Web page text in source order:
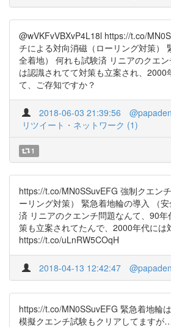
@wVKFvVBXvP4L18l https://t.co/
チによる対向消磁（ローリング対策）
全着地） 何れも試験済 リニアのクエ
は認識されてて対策も立案され、2000
て、ご存知ですか？
2018-06-03 21:39:56
リツイート・ネットワーク (1)
1
https://t.co/MN0SSuvEFG 強制クエン
ーリング対策） 緊急着地輪の導入 （
済 リニアのクエンチ問題なんて、90
策も立案されてたんで、2000年代には
https://t.co/uLnRW5COqH
2018-04-13 12:42:47
https://t.co/MN0SSuvEFG 緊急着地輪
模擬クエンチ試験もクリアしてますが